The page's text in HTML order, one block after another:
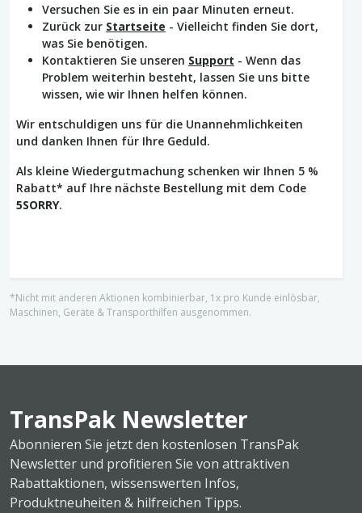
Versuchen Sie es in ein paar Minuten erneut.
Zurück zur Startseite - Vielleicht finden Sie dort,
was Sie benötigen.
Kontaktieren Sie unseren Support - Wenn das
Problem weiterhin besteht, lassen Sie uns bitte
wissen, wie wir Ihnen helfen können.
Wir entschuldigen uns für die Unannehmlichkeiten
und danken Ihnen für Ihre Geduld.
Als kleine Wiedergutmachung schenken wir Ihnen 5 %
Rabatt* auf Ihre nächste Bestellung mit dem Code
5SORRY.
*Nicht mit anderen Aktionen kombinierbar, 1x pro Kunde einlösbar,
Maschinen, Geräte & Transporthilfen ausgenommen.
TransPak Newsletter
Abonnieren Sie jetzt den kostenlosen TransPak
Newsletter und profitieren Sie von attraktiven
Rabattaktionen, wissenswerten Infos,
Produktneuheiten & hilfreichen Tipps.